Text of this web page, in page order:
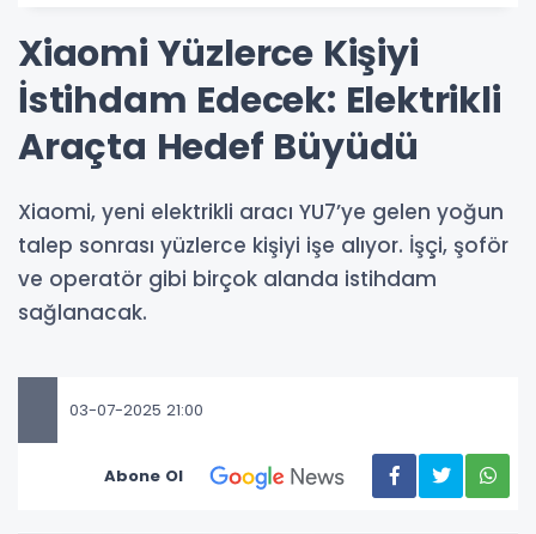
Xiaomi Yüzlerce Kişiyi
İstihdam Edecek: Elektrikli
Araçta Hedef Büyüdü
Xiaomi, yeni elektrikli aracı YU7’ye gelen yoğun
talep sonrası yüzlerce kişiyi işe alıyor. İşçi, şoför
ve operatör gibi birçok alanda istihdam
sağlanacak.
03-07-2025 21:00
Abone Ol